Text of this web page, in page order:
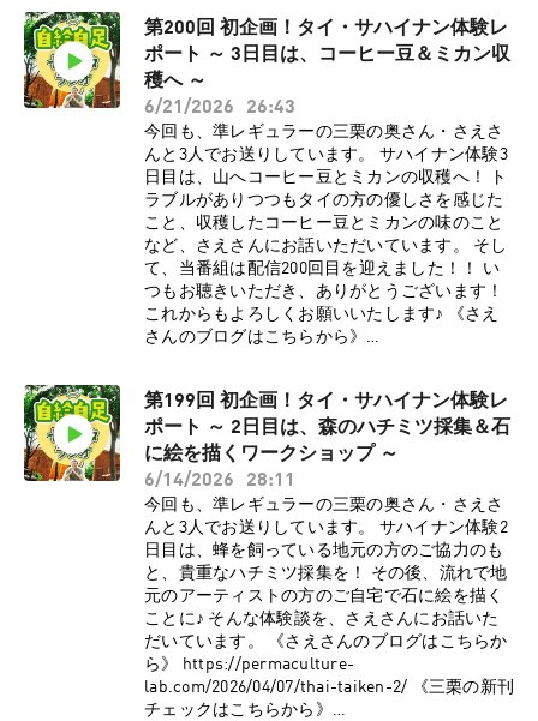
ージ、お待ちしています！ 《さえさんのブログ
はこちらから》 https://permaculture-
lab.com/2026/04/10/thai-taiken-4/
https://permaculture-lab.com/2026/04/11/thai-
taiken-5/#7 《三栗の新刊チェックはこちらか
ら》 https://amzn.to/4pOJXoh 《三栗祐己・三
栗沙恵の著書はこちらから》
https://shop.ruralnet.or.jp/b_no=01_54023150/
《番組へのメッセージはこちらから》
https://permaculture-life2.com/p/r/oCg7BjMM
●パーマカルチャー研究所HP:
https://permaculture-lab.com/ ●三栗祐己
Instagram:
https://www.instagram.com/minimal_papa ●三
Facebook:https://www.facebook.com/permacult
urelaboratory ●パーマカルチャー研究所
YouTube:
https://www.youtube.com/channel/UC8uYYaAG
mtKkQQrnyelLsSwCopyright © 2026 OTO-KOE
All Rights Reserved.
第200回 初企画！タイ・サハイナン体験レ
ポート ～ 3日目は、コーヒー豆＆ミカン収
穫へ ～
6/21/2026
26:43
今回も、準レギュラーの三栗の奥さん・さえさ
んと3人でお送りしています。 サハイナン体験3
日目は、山へコーヒー豆とミカンの収穫へ！ ト
ラブルがありつつもタイの方の優しさを感じた
こと、収穫したコーヒー豆とミカンの味のこと
など、さえさんにお話いただいています。 そし
て、当番組は配信200回目を迎えました！！ い
つもお聴きいただき、ありがとうございます！
これからもよろしくお願いいたします♪ 《さえ
さんのブログはこちらから》
https://amzn.to/4pOJXoh 《三栗祐己・三栗沙恵
の著書はこちらから》
https://shop.ruralnet.or.jp/b_no=01_54023150/
《番組へのメッセージはこちらから》
https://permaculture-life2.com/p/r/oCg7BjMM
●パーマカルチャー研究所HP:
https://permaculture-lab.com/ ●三栗祐己
Instagram:
https://www.instagram.com/minimal_papa ●三
栗祐己X: https://x.com/PermacultureLab ●パー
マカルチャー研究所
Facebook:https://www.facebook.com/permacult
urelaboratory ●パーマカルチャー研究所
YouTube:
第199回 初企画！タイ・サハイナン体験レ
ポート ～ 2日目は、森のハチミツ採集＆石
に絵を描くワークショップ ～
6/14/2026
28:11
今回も、準レギュラーの三栗の奥さん・さえさ
んと3人でお送りしています。 サハイナン体験2
日目は、蜂を飼っている地元の方のご協力のも
と、貴重なハチミツ採集を！ その後、流れで地
元のアーティストの方のご自宅で石に絵を描く
ことに♪ そんな体験談を、さえさんにお話いた
だいています。 《さえさんのブログはこちらか
ら》 https://permaculture-
lab.com/2026/04/07/thai-taiken-2/ 《三栗の新刊
チェックはこちらから》